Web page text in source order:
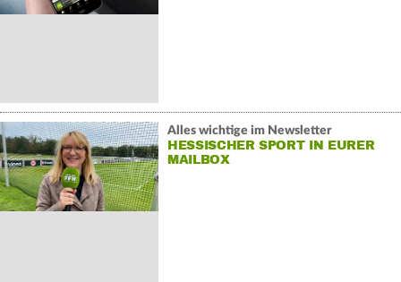
Alles wichtige im Newsletter
HESSISCHER SPORT IN EURER
MAILBOX